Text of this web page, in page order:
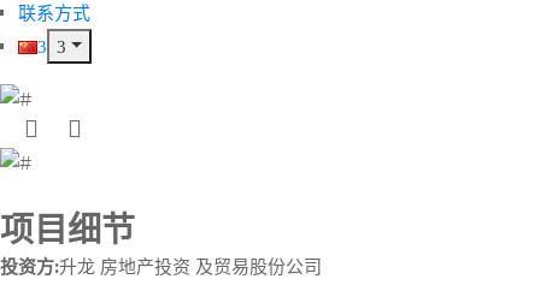
联系方式
项目细节
投资方:升龙 房地产投资 及贸易股份公司